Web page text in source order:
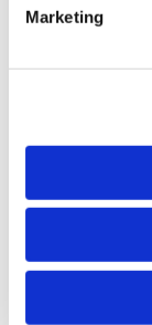
Marketing